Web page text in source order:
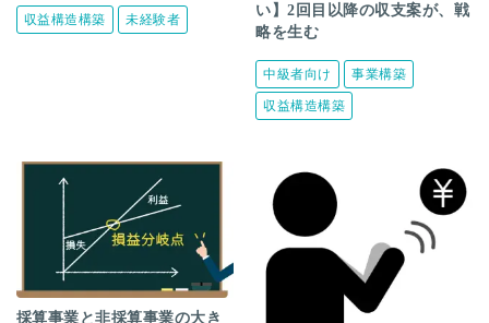
収益構造構築 未経験者
い】2回目以降の収支案が、戦
略を生む
中級者向け 事業構築
収益構造構築
採算事業と非採算事業の大き